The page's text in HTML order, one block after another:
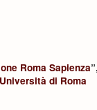
Roma Sapienza
di Roma